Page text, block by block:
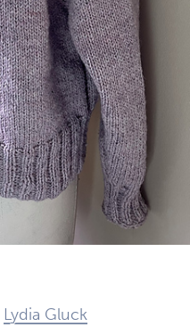
Lydia Gluck